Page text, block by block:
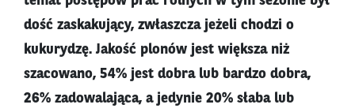
dość zaskakujący, zwłaszcza jeżeli chodzi o
kukurydzę. Jakość plonów jest większa niż
szacowano, 54% jest dobra lub bardzo dobra,
26% zadowalająca, a jedynie 20% słaba lub